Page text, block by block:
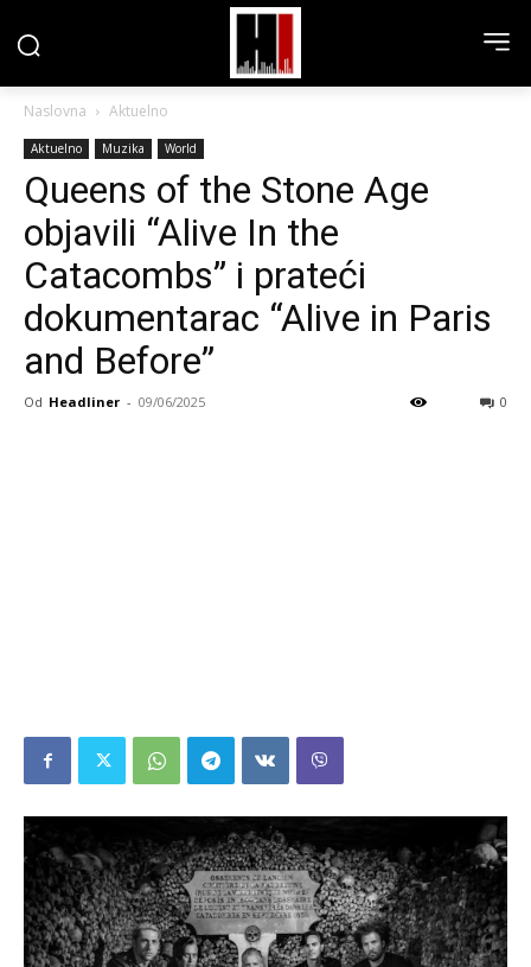
Naslovna Aktuelno
Aktuelno Muzika World
Queens of the Stone Age
objavili “Alive In the
Catacombs” i prateći
dokumentarac “Alive in Paris
and Before”
Od Headliner - 09/06/2025 0